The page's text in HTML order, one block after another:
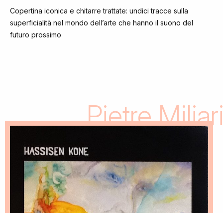
Copertina iconica e chitarre trattate: undici tracce sulla
superficialità nel mondo dell’arte che hanno il suono del
futuro prossimo
Pietre